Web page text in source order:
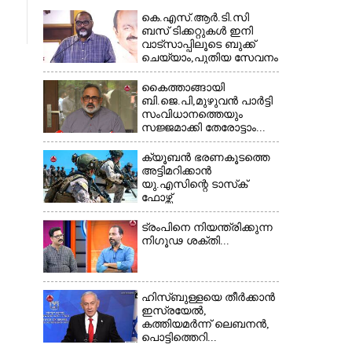
കെ.എസ്.ആർ.ടി.സി
ബസ് ടിക്കറ്റുകൾ ഇനി
വാട്സാപ്പിലൂടെ ബുക്ക്
ചെയ്യാം,പുതിയ സേവനം
തുടങ്ങി...
കൈത്താങ്ങായി
ബി.ജെ.പി,മുഴുവൻ പാർട്ടി
സംവിധാനത്തെയും
സജ്ജമാക്കി തേരോട്ടാം...
ക്യൂബൻ ഭരണകൂടത്തെ
അട്ടിമറിക്കാൻ
യു.എസിന്റെ ടാസ്‌ക്
ഫോഴ്സ്
ട്രംപിനെ നിയന്ത്രിക്കുന്ന
നിഗൂഢ ശക്തി...
ഹിസ്ബുള്ളയെ തീർക്കാൻ
ഇസ്രയേൽ,
കത്തിയമർന്ന് ലെബനൻ,
പൊട്ടിത്തെറി...
×